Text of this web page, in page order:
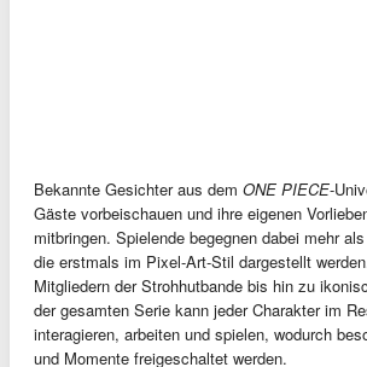
Bekannte Gesichter aus dem ONE PIECE-
Gäste vorbeischauen und ihre eigenen
mitbringen. Spielende begegnen dabei mehr
die erstmals im Pixel-Art-Stil dargestellt
Mitgliedern der Strohhutbande bis hin zu
der gesamten Serie kann jeder Charakter im
interagieren, arbeiten und spielen, wodurch
und Momente freigeschaltet werden.